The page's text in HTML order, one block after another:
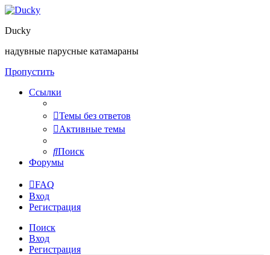
Ducky
надувные парусные катамараны
Пропустить
Ссылки
Темы без ответов
Активные темы
Поиск
Форумы
FAQ
Вход
Регистрация
Поиск
Вход
Регистрация